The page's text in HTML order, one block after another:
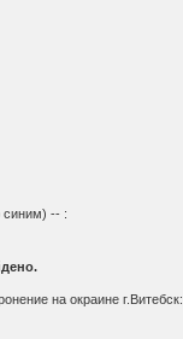
синим) -- :
на окраине г.Витебск: